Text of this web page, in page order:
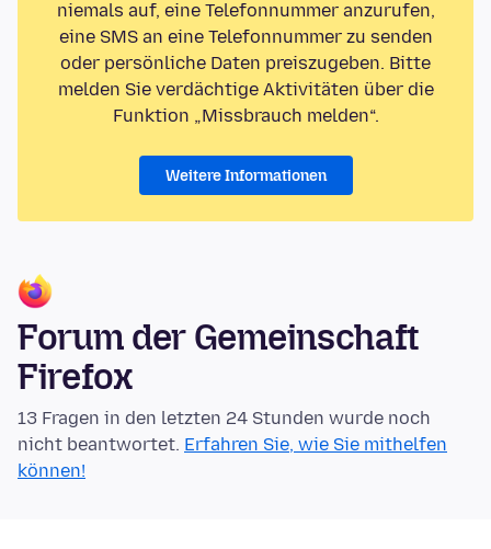
niemals auf, eine Telefonnummer anzurufen,
eine SMS an eine Telefonnummer zu senden
oder persönliche Daten preiszugeben. Bitte
melden Sie verdächtige Aktivitäten über die
Funktion „Missbrauch melden“.
Weitere Informationen
Forum der Gemeinschaft
Firefox
13 Fragen in den letzten 24 Stunden wurde noch
nicht beantwortet. Erfahren Sie, wie Sie mithelfen
können!